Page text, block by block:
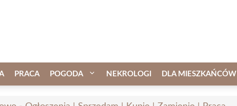
PRACA POGODA NEKROLOGI DLA MIESZKAŃCÓW